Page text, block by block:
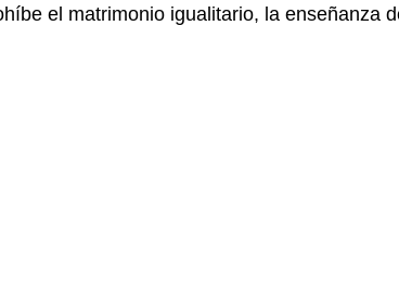
el matrimonio igualitario, la enseñanza